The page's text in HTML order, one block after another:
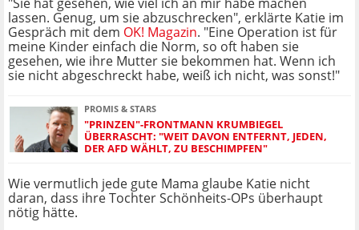
lassen. Genug, um sie abzuschrecken", erklärte Katie im
Gespräch mit dem OK! Magazin. "Eine Operation ist für
meine Kinder einfach die Norm, so oft haben sie
gesehen, wie ihre Mutter sie bekommen hat. Wenn ich
sie nicht abgeschreckt habe, weiß ich nicht, was sonst!"
PROMIS & STARS
"PRINZEN"-FRONTMANN KRUMBIEGEL
ÜBERRASCHT: "WEIT DAVON ENTFERNT, JEDEN,
DER AFD WÄHLT, ZU BESCHIMPFEN"
Wie vermutlich jede gute Mama glaube Katie nicht
daran, dass ihre Tochter Schönheits-OPs überhaupt
nötig hätte.